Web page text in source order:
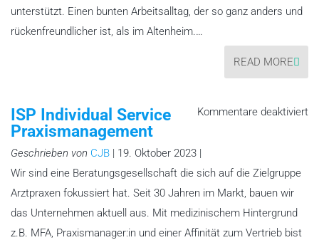
unterstützt. Einen bunten Arbeitsalltag, der so ganz anders und
rückenfreundlicher ist, als im Altenheim.…
READ MORE
Kommentare deaktiviert
ISP Individual Service
Praxismanagement
Geschrieben von CJB | 19. Oktober 2023 |
Wir sind eine Beratungsgesellschaft die sich auf die Zielgruppe
Arztpraxen fokussiert hat. Seit 30 Jahren im Markt, bauen wir
das Unternehmen aktuell aus. Mit medizinischem Hintergrund
z.B. MFA, Praxismanager:in und einer Affinität zum Vertrieb bist